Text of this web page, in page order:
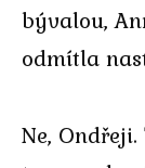
bývalou,
odmítla
Ne,